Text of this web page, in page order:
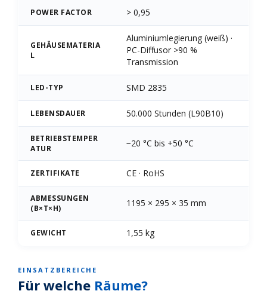
POWER FACTOR > 0,95
GEHÄUSEMATERIA
L
Aluminiumlegierung (weiß) ·
PC-Diffusor >90 %
Transmission
LED-TYP SMD 2835
LEBENSDAUER 50.000 Stunden (L90B10)
BETRIEBSTEMPER
ATUR
−20 °C bis +50 °C
ZERTIFIKATE CE · RoHS
ABMESSUNGEN
(B×T×H)
1195 × 295 × 35 mm
GEWICHT 1,55 kg
EINSATZBEREICHE
Für welche Räume?